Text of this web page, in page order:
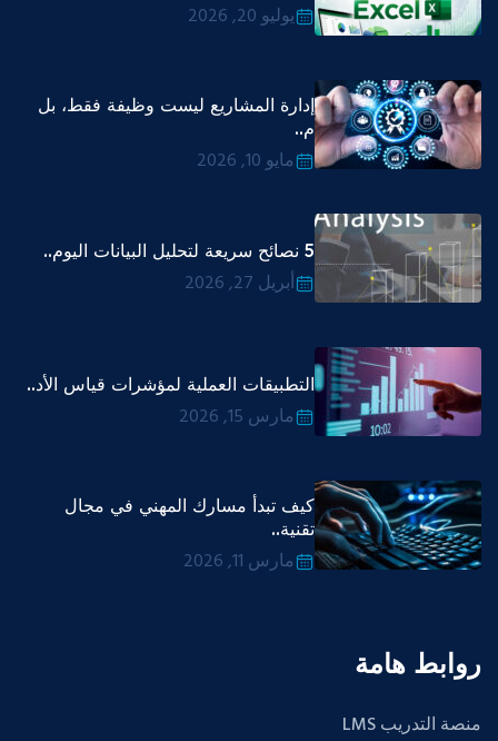
يوليو 20, 2026
إدارة المشاريع ليست وظيفة فقط، بل
م..
مايو 10, 2026
5 نصائح سريعة لتحليل البيانات اليوم..
أبريل 27, 2026
التطبيقات العملية لمؤشرات قياس الأد..
مارس 15, 2026
كيف تبدأ مسارك المهني في مجال
تقنية..
مارس 11, 2026
روابط هامة
منصة التدريب LMS